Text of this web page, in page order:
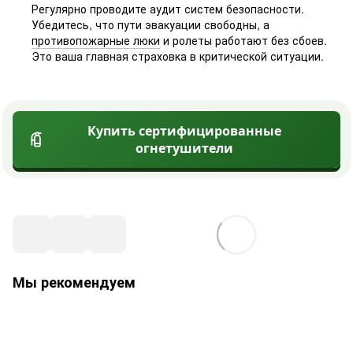
Регулярно проводите аудит систем безопасности.
Убедитесь, что пути эвакуации свободны, а
противопожарные люки и ролеты работают без сбоев.
Это ваша главная страховка в критической ситуации.
Купить сертифицированные
огнетушители
Мы рекомендуем